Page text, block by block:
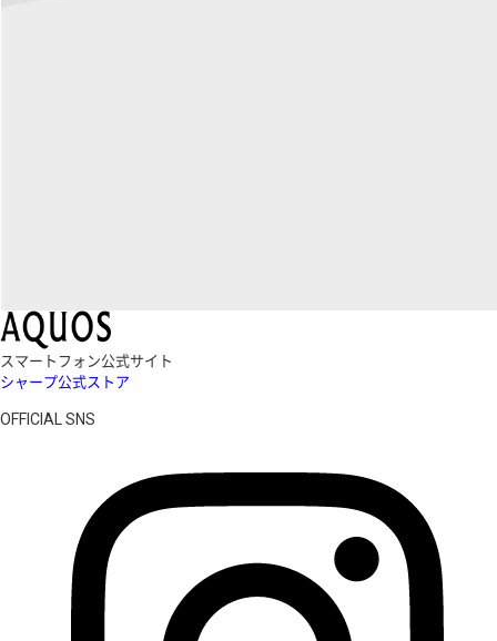
スマートフォン公式サイト
シャープ公式ストア
OFFICIAL SNS